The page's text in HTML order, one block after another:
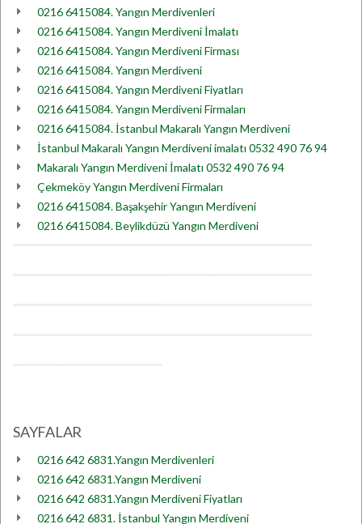
0216 6415084. Yangın Merdivenleri
0216 6415084. Yangın Merdiveni İmalatı
0216 6415084. Yangın Merdiveni Firması
0216 6415084. Yangın Merdiveni
0216 6415084. Yangın Merdiveni Fiyatları
0216 6415084. Yangın Merdiveni Firmaları
0216 6415084. İstanbul Makaralı Yangın Merdiveni
İstanbul Makaralı Yangın Merdiveni imalatı 0532 490 76 94
Makaralı Yangın Merdiveni İmalatı 0532 490 76 94
Çekmeköy Yangın Merdiveni Firmaları
0216 6415084. Başakşehir Yangın Merdiveni
0216 6415084. Beylikdüzü Yangın Merdiveni
SAYFALAR
0216 642 6831.Yangın Merdivenleri
0216 642 6831.Yangın Merdiveni
0216 642 6831.Yangın Merdiveni Fiyatları
0216 642 6831. İstanbul Yangın Merdiveni